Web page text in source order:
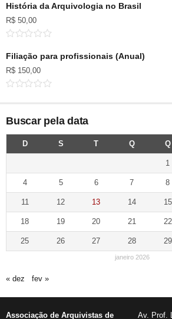
História da Arquivologia no Brasil
R$ 50,00
Filiação para profissionais (Anual)
R$ 150,00
Buscar pela data
janeiro 2026
D S T Q Q
1
4 5 6 7 8
11 12 13 14 15
18 19 20 21 22
25 26 27 28 29
« dez fev »
Associação de Arquivistas de Av. Prof.